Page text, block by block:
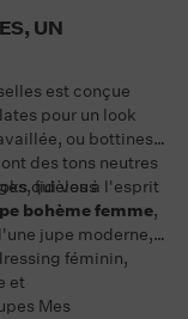
UN
est conçue
pour un look
ou bottines
des tons neutres
fidèles à l'esprit
qui vous
bohème femme,
jupe moderne,
féminin,
et
Mes